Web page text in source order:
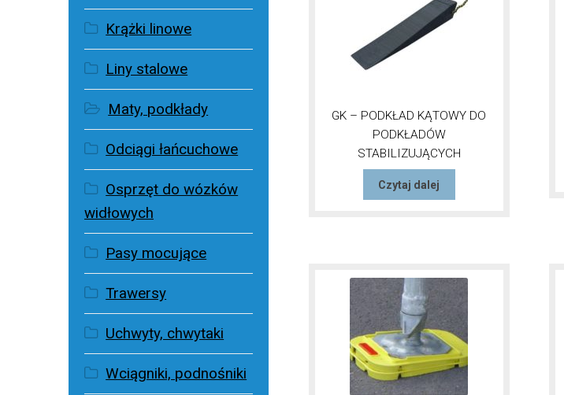
GK – PODKŁAD KĄTOWY DO
PODKŁADÓW
STABILIZUJĄCYCH
Czytaj dalej
Krążki linowe
Liny stalowe
Maty, podkłady
Odciągi łańcuchowe
Osprzęt do wózków
widłowych
Pasy mocujące
Trawersy
Uchwyty, chwytaki
Wciągniki, podnośniki